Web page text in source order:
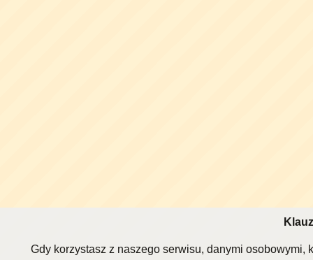
Gdy korzystasz z naszego serwisu, danymi osobowymi,